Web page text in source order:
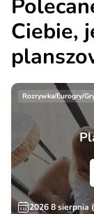
Ciebie,
Rozrywka/Eurogry/
2026 8 sierpnia